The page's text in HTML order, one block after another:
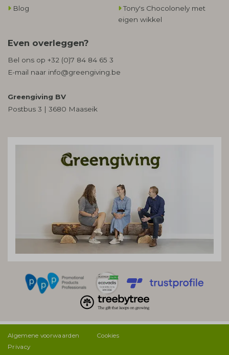
Blog
Tony's Chocolonely met
eigen wikkel
Even overleggen?
Bel ons op +32 (0)7 84 84 65 3
E-mail naar info@greengiving.be
Greengiving BV
Postbus 3 | 3680 Maaseik
Algemene voorwaarden
Privacy
Cookies